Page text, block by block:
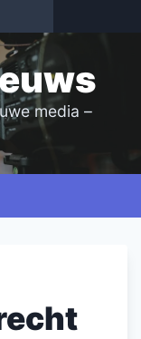
media –